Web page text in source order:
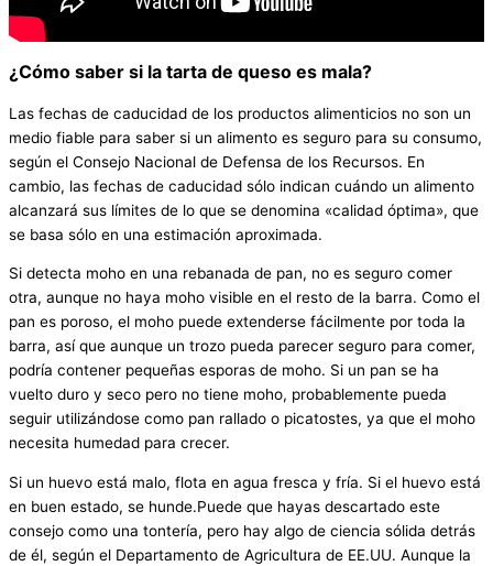
¿Cómo saber si la tarta de queso es mala?
Las fechas de caducidad de los productos alimenticios no son un
medio fiable para saber si un alimento es seguro para su consumo,
según el Consejo Nacional de Defensa de los Recursos. En
cambio, las fechas de caducidad sólo indican cuándo un alimento
alcanzará sus límites de lo que se denomina «calidad óptima», que
se basa sólo en una estimación aproximada.
Si detecta moho en una rebanada de pan, no es seguro comer
otra, aunque no haya moho visible en el resto de la barra. Como el
pan es poroso, el moho puede extenderse fácilmente por toda la
barra, así que aunque un trozo pueda parecer seguro para comer,
podría contener pequeñas esporas de moho. Si un pan se ha
vuelto duro y seco pero no tiene moho, probablemente pueda
seguir utilizándose como pan rallado o picatostes, ya que el moho
necesita humedad para crecer.
Si un huevo está malo, flota en agua fresca y fría. Si el huevo está
en buen estado, se hunde.Puede que hayas descartado este
consejo como una tontería, pero hay algo de ciencia sólida detrás
de él, según el Departamento de Agricultura de EE.UU. Aunque la